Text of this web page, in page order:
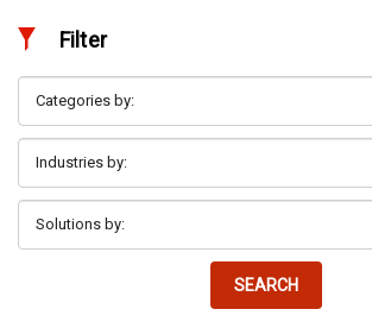
Filter
SEARCH